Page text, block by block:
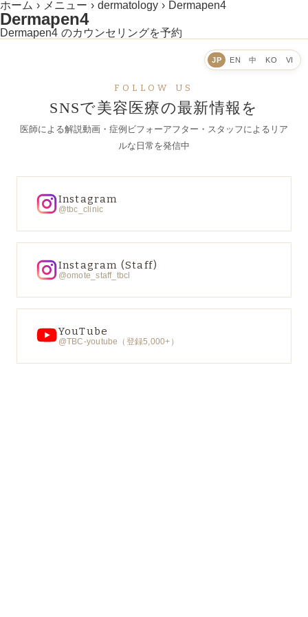
ホーム › メニュー › dermatology › Dermapen4
Dermapen4
Dermapen4 のカウンセリングを予約
FOLLOW US
SNSで美容医療の最新情報を
医師による解説動画・症例ビフォーアフター・スタッフによるリア
ルな日常を発信中
Instagram
@tbc_clinic
Instagram (Staff)
@omote_staff_tbcl
YouTube
@TBC-youtube（登録5,000+）
JP EN 中 KO VI